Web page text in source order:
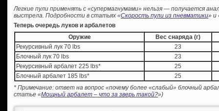
Легкие пули применять с «супермагнумами» нельзя — получается
выстрела. Подробности в статьях «Скорость пули из пневматики» и
Теперь очередь луков и арбалетов
Оружие
Вес снаряда (г)
Рекурсивный лук 70 lbs
23
Блочный лук 70 lbs
23
Рекурсивный арбалет 225 lbs*
25
Блочный арбалет 185 lbs*
25
* Примечание: ответ на вопрос «почему более «слабый» блочный
статье «Мощный арбалет – что за зверь такой?»)